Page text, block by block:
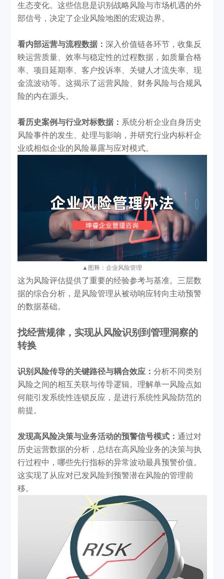
生态变化。这些信息是识别战略风险与市场机遇的外
部信号，决定了企业风险地图的宏观边界。
看内部运营与流程数据： 深入价值链各环节，收集反
映运营质量、效率与稳定性的过程数据，如质量合格
率、项目延期率、客户投诉率、关键人才流失率、现
金流波动等。这揭示了运营风险、财务风险与合规风
险的内在源头。
看历史案例与行业对标数据： 系统分析企业自身历史
风险事件的发生、处理与影响，并研究行业内标杆企
业或相似企业的风险暴露与应对模式。
▲ 图释：企业风险管理
这为风险评估提供了重要的经验参考与基准。三层数
据的综合分析，是风险管理从被动响应转向主动预警
的数据基础。
找经营规律， 实现从风险识别到管理洞察的
转换
识别风险传导的关键路径与耦合效应： 分析不同类别
风险之间的相互关联与传导逻辑。理解单一风险点如
何能引发系统性连锁反应，是进行系统性风险防范的
前提。
发现高风险决策与业务活动的预警信号模式： 通过对
历史运营数据的分析，总结在高风险业务的决策与执
行过程中，哪些先行指标的异常波动最具预警价值。
这实现了从应对已发风险到预警潜在风险的管理前
移。